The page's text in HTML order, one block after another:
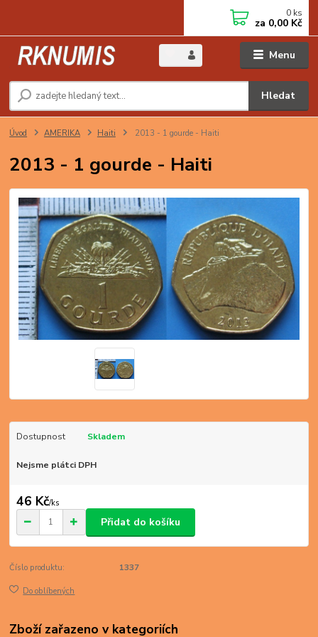
Menu
Hledat
0 ks
za 0,00 Kč
Úvod AMERIKA Haiti 2013 - 1 gourde - Haiti
2013 - 1 gourde - Haiti
Dostupnost Skladem
Nejsme plátci DPH
46 Kč/ks
Přidat do košíku
Číslo produktu: 1337
Do oblíbených
Zboží zařazeno v kategoriích